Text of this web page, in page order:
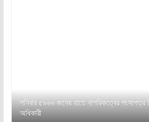
শনিবার ৫৯৬৬ জনের হাতে নাগরিকত্বের শংসাপত্র
অধিকারী